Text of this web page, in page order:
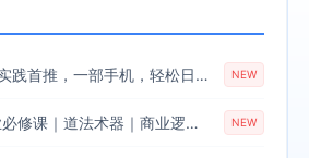
26年落地项目实践首推，一部手机，轻松日入500+，长期稳定 NEW
AI+新个体创业必修课｜道法术器｜商业逻辑·小红书流量·AI智能体｜低成本打造个人变现小生意全套教学 NEW